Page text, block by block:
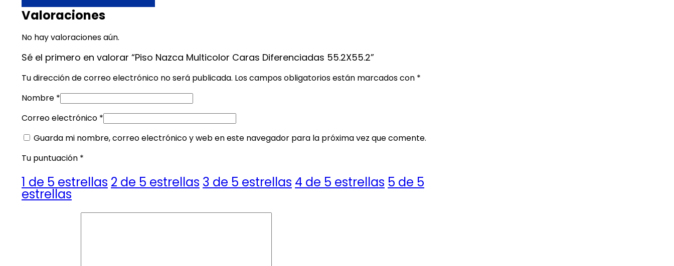
Valoraciones
No hay valoraciones aún.
Sé el primero en valorar “Piso Nazca Multicolor Caras Diferenciadas 55.2X55.2”
Tu dirección de correo electrónico no será publicada. Los campos obligatorios están marcados con *
Nombre *
Correo electrónico *
Guarda mi nombre, correo electrónico y web en este navegador para la próxima vez que comente.
Tu puntuación *
1 de 5 estrellas 2 de 5 estrellas 3 de 5 estrellas 4 de 5 estrellas 5 de 5
estrellas